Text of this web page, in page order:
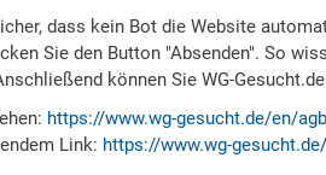
dass kein Bot die Website
Sie den Button "Absenden". So
können Sie WG-
https://www.wg-gesucht.de/en/
Link: https://www.wg-